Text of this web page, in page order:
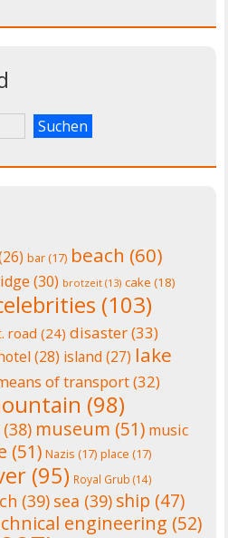
bar(17) beach (60)
(30) brotzeit (13) cake (18)
(103)
road (24) disaster(33)
(28) island (27) lake
of transport(32)
(98)
(38) museum (51) music
(51) Nazis (17) place (17)
(95) Royal Grub (14)
(39) sea (39) ship (47)
engineering (52)